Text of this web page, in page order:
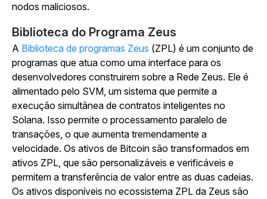
nodos maliciosos.
Biblioteca do Programa Zeus
A Biblioteca de programas Zeus (ZPL) é um conjunto de
programas que atua como uma interface para os
desenvolvedores construirem sobre a Rede Zeus. Ele é
alimentado pelo SVM, um sistema que permite a
execução simultânea de contratos inteligentes no
Solana. Isso permite o processamento paralelo de
transações, o que aumenta tremendamente a
velocidade. Os ativos de Bitcoin são transformados em
ativos ZPL, que são personalizáveis e verificáveis e
permitem a transferência de valor entre as duas cadeias.
Os ativos disponíveis no ecossistema ZPL da Zeus são